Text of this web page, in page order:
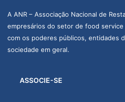
A ANR – Associação Nacional de
empresários do setor de food
com os poderes públicos, entidades
sociedade em geral.
ASSOCIE-SE